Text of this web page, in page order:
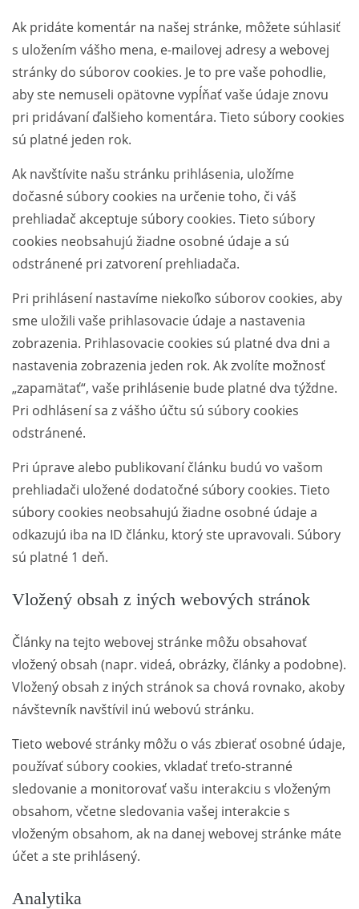
Ak pridáte komentár na našej stránke, môžete súhlasiť
s uložením vášho mena, e-mailovej adresy a webovej
stránky do súborov cookies. Je to pre vaše pohodlie,
aby ste nemuseli opätovne vypĺňať vaše údaje znovu
pri pridávaní ďalšieho komentára. Tieto súbory cookies
sú platné jeden rok.
Ak navštívite našu stránku prihlásenia, uložíme
dočasné súbory cookies na určenie toho, či váš
prehliadač akceptuje súbory cookies. Tieto súbory
cookies neobsahujú žiadne osobné údaje a sú
odstránené pri zatvorení prehliadača.
Pri prihlásení nastavíme niekoľko súborov cookies, aby
sme uložili vaše prihlasovacie údaje a nastavenia
zobrazenia. Prihlasovacie cookies sú platné dva dni a
nastavenia zobrazenia jeden rok. Ak zvolíte možnosť
„zapamätať“, vaše prihlásenie bude platné dva týždne.
Pri odhlásení sa z vášho účtu sú súbory cookies
odstránené.
Pri úprave alebo publikovaní článku budú vo vašom
prehliadači uložené dodatočné súbory cookies. Tieto
súbory cookies neobsahujú žiadne osobné údaje a
odkazujú iba na ID článku, ktorý ste upravovali. Súbory
sú platné 1 deň.
Vložený obsah z iných webových stránok
Články na tejto webovej stránke môžu obsahovať
vložený obsah (napr. videá, obrázky, články a podobne).
Vložený obsah z iných stránok sa chová rovnako, akoby
návštevník navštívil inú webovú stránku.
Tieto webové stránky môžu o vás zbierať osobné údaje,
používať súbory cookies, vkladať treťo-stranné
sledovanie a monitorovať vašu interakciu s vloženým
obsahom, včetne sledovania vašej interakcie s
vloženým obsahom, ak na danej webovej stránke máte
účet a ste prihlásený.
Analytika